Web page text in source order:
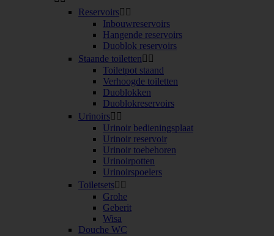
Reservoirs 
Inbouwreservoirs
Hangende reservoirs
Duoblok reservoirs
Staande toiletten 
Toiletpot staand
Verhoogde toiletten
Duoblokken
Duoblokreservoirs
Urinoirs 
Urinoir bedieningsplaat
Urinoir reservoir
Urinoir toebehoren
Urinoirpotten
Urinoirspoelers
Toiletsets 
Grohe
Geberit
Wisa
Douche WC